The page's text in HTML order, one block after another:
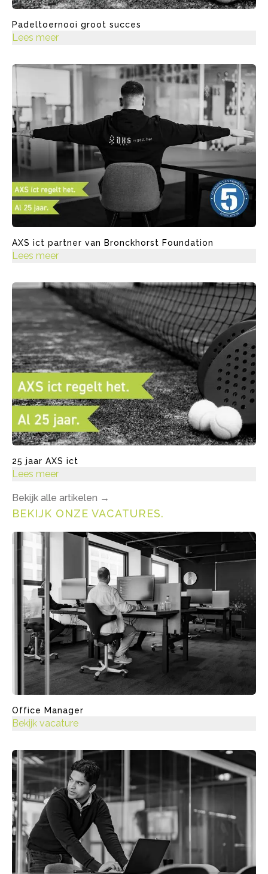
Padeltoernooi groot succes
Lees meer
AXS ict partner van Bronckhorst Foundation
Lees meer
25 jaar AXS ict
Lees meer
Bekijk alle artikelen →
BEKIJK ONZE VACATURES.
Office Manager
Bekijk vacature